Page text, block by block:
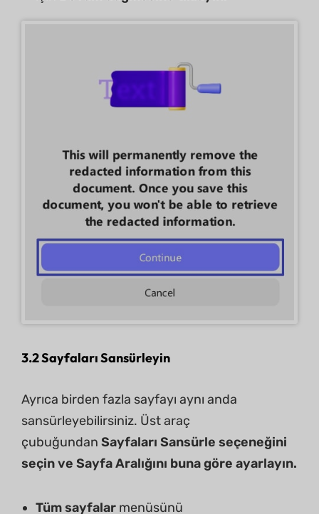
3.2 Sayfaları Sansürleyin
Ayrıca birden fazla sayfayı aynı anda
sansürleyebilirsiniz. Üst araç
çubuğundan Sayfaları Sansürle seçeneğini
seçin ve Sayfa Aralığını buna göre ayarlayın.
Tüm sayfalar menüsünü